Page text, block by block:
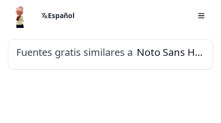
Español
Fuentes gratis similares a Noto Sans Hanunoo